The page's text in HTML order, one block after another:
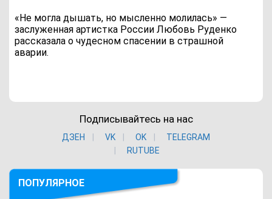
«Не могла дышать, но мысленно молилась» —
заслуженная артистка России Любовь Руденко
рассказала о чудесном спасении в страшной
аварии.
Подписывайтесь на нас
ДЗЕН VK ОK
TELEGRAM
RUTUBE
ПОПУЛЯРНОЕ